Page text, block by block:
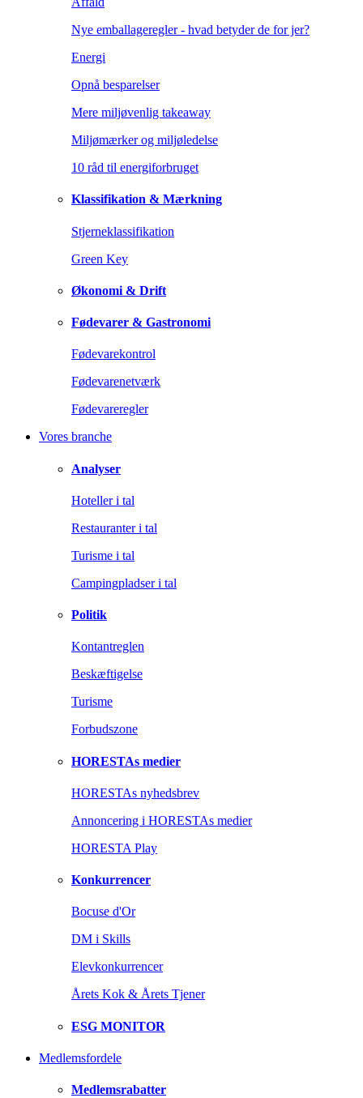
Nye emballageregler - hvad betyder de for jer?
Energi
Opnå besparelser
Mere miljøvenlig takeaway
Miljømærker og miljøledelse
10 råd til energiforbruget
Klassifikation & Mærkning
Stjerneklassifikation
Green Key
Økonomi & Drift
Fødevarer & Gastronomi
Fødevarekontrol
Fødevarenetværk
Fødevareregler
Vores branche
Analyser
Hoteller i tal
Restauranter i tal
Turisme i tal
Campingpladser i tal
Politik
Kontantreglen
Beskæftigelse
Turisme
Forbudszone
HORESTAs medier
HORESTAs nyhedsbrev
Annoncering i HORESTAs medier
HORESTA Play
Konkurrencer
Bocuse d'Or
DM i Skills
Elevkonkurrencer
Årets Kok & Årets Tjener
ESG MONITOR
Medlemsfordele
Medlemsrabatter